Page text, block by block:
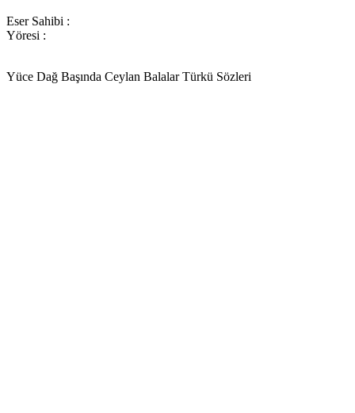
Eser Sahibi :
Yöresi :
Yüce Dağ Başında Ceylan Balalar Türkü Sözleri